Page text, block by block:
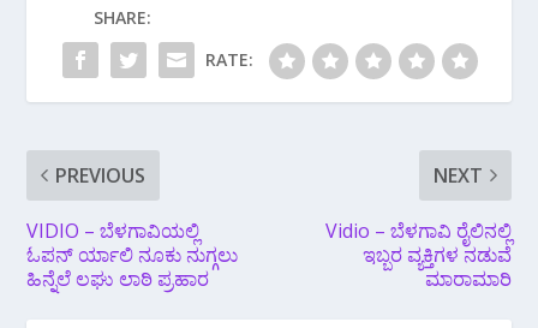
SHARE:
RATE:
PREVIOUS
VIDIO – ಬೆಳಗಾವಿಯಲ್ಲಿ
ಓಪನ್ ರ್ಯಾಲಿ ನೂಕು ನುಗ್ಗಲು
ಹಿನ್ನೆಲೆ ಲಘು ಲಾಠಿ ಪ್ರಹಾರ
NEXT
Vidio – ಬೆಳಗಾವಿ ರೈಲಿನಲ್ಲಿ
ಇಬ್ಬರ ವ್ಯಕ್ತಿಗಳ ನಡುವೆ
ಮಾರಾಮಾರಿ